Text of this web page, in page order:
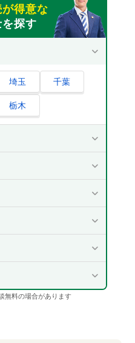
得意な
探す
埼玉 千葉
栃木
無料の場合があります